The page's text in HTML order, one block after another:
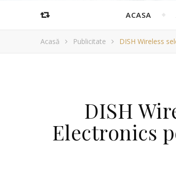
ACASA
Acasă Publicitate DISH Wireless
DISH
Electronics